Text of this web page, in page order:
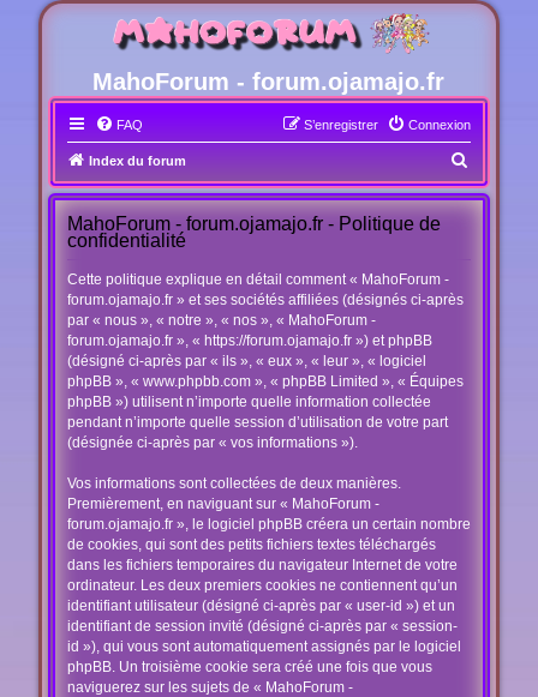
MahoForum - forum.ojamajo.fr
FAQ Connexion
S’enregistrer
Index du forum
e
MahoForum - forum.ojamajo.fr - Politique de
confidentialité
Cette politique explique en détail comment « MahoForum -
forum.ojamajo.fr » et ses sociétés affiliées (désignés ci-après
par « nous », « notre », « nos », « MahoForum -
forum.ojamajo.fr », « https://forum.ojamajo.fr ») et phpBB
(désigné ci-après par « ils », « eux », « leur », « logiciel
phpBB », « www.phpbb.com », « phpBB Limited », « Équipes
phpBB ») utilisent n’importe quelle information collectée
pendant n’importe quelle session d’utilisation de votre part
(désignée ci-après par « vos informations »).
Vos informations sont collectées de deux manières.
Premièrement, en naviguant sur « MahoForum -
forum.ojamajo.fr », le logiciel phpBB créera un certain nombre
de cookies, qui sont des petits fichiers textes téléchargés
dans les fichiers temporaires du navigateur Internet de votre
ordinateur. Les deux premiers cookies ne contiennent qu’un
identifiant utilisateur (désigné ci-après par « user-id ») et un
identifiant de session invité (désigné ci-après par « session-
id »), qui vous sont automatiquement assignés par le logiciel
phpBB. Un troisième cookie sera créé une fois que vous
naviguerez sur les sujets de « MahoForum -